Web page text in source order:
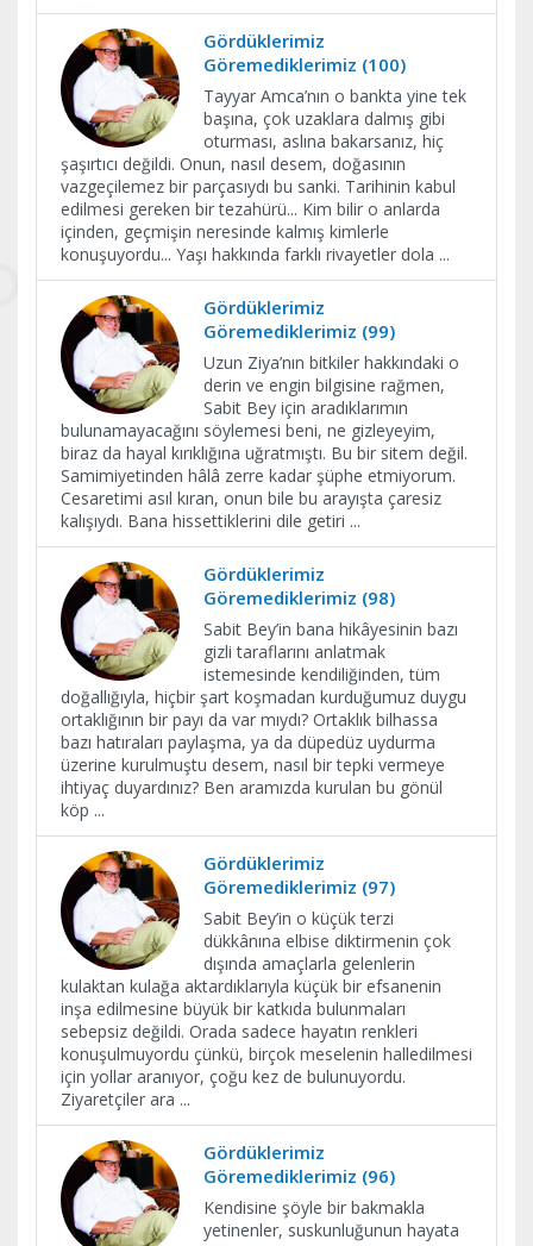
Gördüklerimiz
Göremediklerimiz (100)
Tayyar Amca’nın o bankta yine tek
başına, çok uzaklara dalmış gibi
oturması, aslına bakarsanız, hiç
şaşırtıcı değildi. Onun, nasıl desem, doğasının
vazgeçilemez bir parçasıydı bu sanki. Tarihinin kabul
edilmesi gereken bir tezahürü... Kim bilir o anlarda
içinden, geçmişin neresinde kalmış kimlerle
konuşuyordu... Yaşı hakkında farklı rivayetler dola ...
Gördüklerimiz
Göremediklerimiz (99)
Uzun Ziya’nın bitkiler hakkındaki o
derin ve engin bilgisine rağmen,
Sabit Bey için aradıklarımın
bulunamayacağını söylemesi beni, ne gizleyeyim,
biraz da hayal kırıklığına uğratmıştı. Bu bir sitem değil.
Samimiyetinden hâlâ zerre kadar şüphe etmiyorum.
Cesaretimi asıl kıran, onun bile bu arayışta çaresiz
kalışıydı. Bana hissettiklerini dile getiri ...
Gördüklerimiz
Göremediklerimiz (98)
Sabit Bey’in bana hikâyesinin bazı
gizli taraflarını anlatmak
istemesinde kendiliğinden, tüm
doğallığıyla, hiçbir şart koşmadan kurduğumuz duygu
ortaklığının bir payı da var mıydı? Ortaklık bilhassa
bazı hatıraları paylaşma, ya da düpedüz uydurma
üzerine kurulmuştu desem, nasıl bir tepki vermeye
ihtiyaç duyardınız? Ben aramızda kurulan bu gönül
köp ...
Gördüklerimiz
Göremediklerimiz (97)
Sabit Bey’in o küçük terzi
dükkânına elbise diktirmenin çok
dışında amaçlarla gelenlerin
kulaktan kulağa aktardıklarıyla küçük bir efsanenin
inşa edilmesine büyük bir katkıda bulunmaları
sebepsiz değildi. Orada sadece hayatın renkleri
konuşulmuyordu çünkü, birçok meselenin halledilmesi
için yollar aranıyor, çoğu kez de bulunuyordu.
Ziyaretçiler ara ...
Gördüklerimiz
Göremediklerimiz (96)
Kendisine şöyle bir bakmakla
yetinenler, suskunluğunun hayata